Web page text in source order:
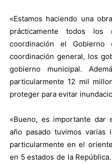
«Estamos haciendo una
prácticamente todos
coordinación el
coordinación general, los
gobierno municipal.
particularmente 12 mil
proteger para evitar
«Bueno, es importante dar
año pasado tuvimos varias
particularmente en el
en 5 estados de la